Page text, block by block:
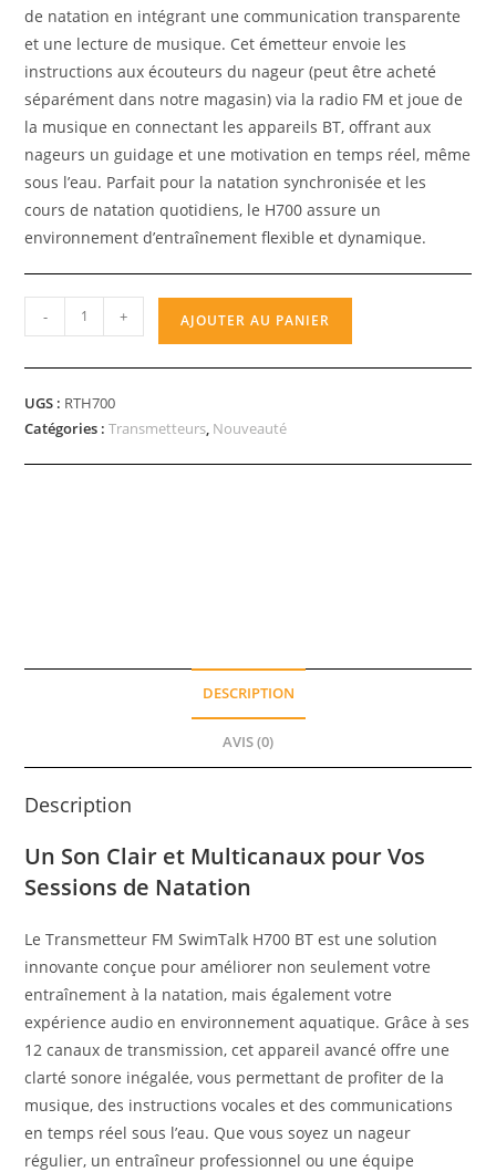
de natation en intégrant une communication transparente
et une lecture de musique. Cet émetteur envoie les
instructions aux écouteurs du nageur (peut être acheté
séparément dans notre magasin) via la radio FM et joue de
la musique en connectant les appareils BT, offrant aux
nageurs un guidage et une motivation en temps réel, même
sous l’eau. Parfait pour la natation synchronisée et les
cours de natation quotidiens, le H700 assure un
environnement d’entraînement flexible et dynamique.
- + AJOUTER AU PANIER
UGS : RTH700
Catégories :Transmetteurs, Nouveauté
DESCRIPTION
AVIS (0)
Description
Un Son Clair et Multicanaux pour Vos
Sessions de Natation
Le Transmetteur FM SwimTalk H700 BT est une solution
innovante conçue pour améliorer non seulement votre
entraînement à la natation, mais également votre
expérience audio en environnement aquatique. Grâce à ses
12 canaux de transmission, cet appareil avancé offre une
clarté sonore inégalée, vous permettant de profiter de la
musique, des instructions vocales et des communications
en temps réel sous l’eau. Que vous soyez un nageur
régulier, un entraîneur professionnel ou une équipe